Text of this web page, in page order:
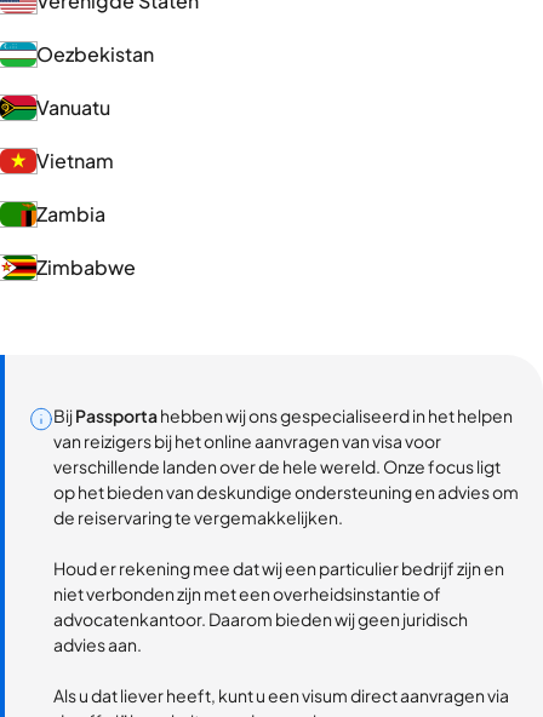
Oezbekistan
Vanuatu
Vietnam
Zambia
Zimbabwe
BijPassportahebben wij ons gespecialiseerd in het helpen
van reizigers bij het online aanvragen van visa voor
verschillende landen over de hele wereld. Onze focus ligt
op het bieden van deskundige ondersteuning en advies om
de reiservaring te vergemakkelijken.
Houd er rekening mee dat wij een particulier bedrijf zijn en
niet verbonden zijn met een overheidsinstantie of
advocatenkantoor. Daarom bieden wij geen juridisch
advies aan.
Als u dat liever heeft, kunt u een visum direct aanvragen via